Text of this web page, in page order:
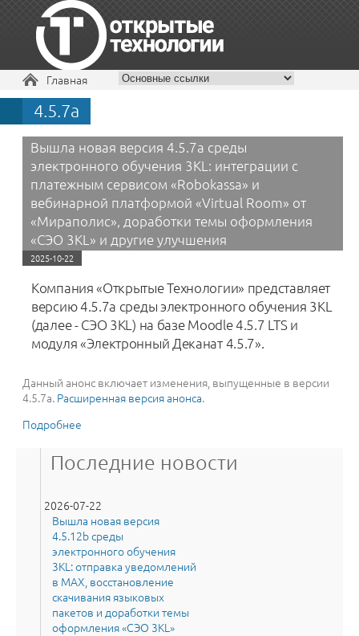
Вы здесь
Главная
4.5.7a
Вышла новая версия 4.5.7a среды
электронного обучения 3KL: интеграции с
платежным сервисом «Robokassa» и
вебинарной платформой «Virtual Room» от
«Мираполис», доработки темы оформления
«‎СЭО 3KL» и другие улучшения
2025-10-22
Компания «Открытые Технологии» представляет
версию 4.5.7a среды электронного обучения 3KL
(далее - СЭО 3KL) на базе Moodle 4.5.7 LTS и
модуля «Электронный Деканат 4.5.7».
Данный анонс включает изменения, выпущенные в версии
4.5.7a. Расширенная версия анонса.
Подробнее
Room» от «Мираполис», доработки темы оформления
Последние новости
2026-07-22
Вышла новая версия
4.5.12b среды
электронного обучения
3KL: отправка уведомлений
в MAX, восстановление
скачивания языковых
пакетов и доработки темы
оформления «СЭО 3KL»